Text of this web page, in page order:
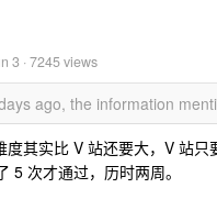
3 · 7245 views
ago, the information
度其实比 V 站还要大，V 站
5 次才通过，历时两周。